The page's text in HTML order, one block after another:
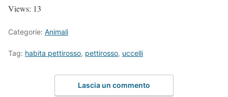
Views: 13
Categorie: Animali
Tag: habita pettirosso, pettirosso, uccelli
Lascia un commento